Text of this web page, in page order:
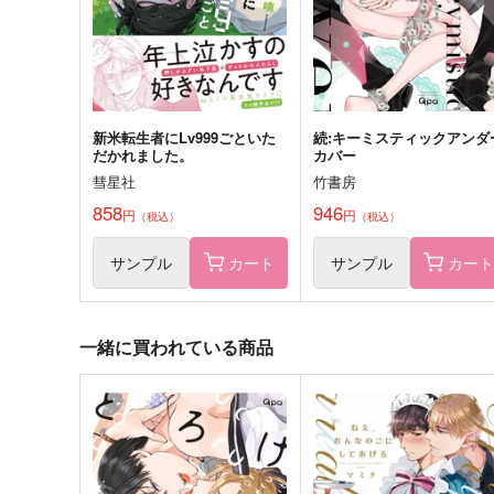
円（税込）
サンプル カート
円（税込）
サンプル カート
新米転生者にLv999ごといた
だかれました。
彗星社
858円 （税込）
サンプル カート
続:キーミスティックアンダ
カバー
竹書房
946円 （税込）
サンプル カート
一緒に買われている商品